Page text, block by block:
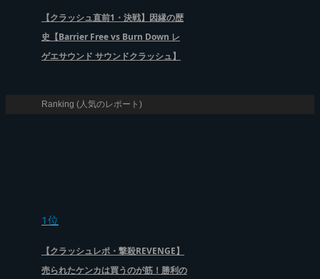
【クラッシュ直前1・決戦】因縁の歴
史【Barrier Free vs Burn Down レ
ゲエサウンド サウンドクラッシュ】
Ranking (人気のレポート)
1位
【クラッシュレポ・撃殺REVENGE】
売られたケンカは買うのが筋！勝利の